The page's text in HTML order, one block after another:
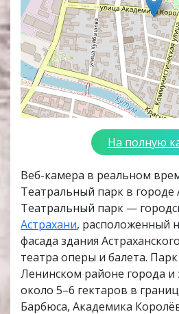
На полную
Веб-камера в реальном
Театральный парк в городе
Театральный парк —
Астрахани, расположенный
фасада здания
театра оперы и балета. Парк
Ленинском районе города
около 5–6 гектаров в
Барбюса, Академика